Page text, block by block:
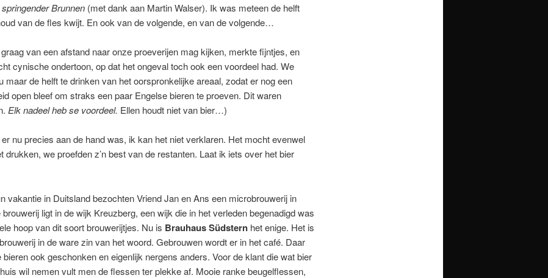
Brunnen (met dank aan Martin Walser). Ik was meteen de helft
van de fles kwijt. En ook van de volgende, en van de volgende…
van een afstand naar onze proeverijen mag kijken, merkte fijntjes, en
cynische ondertoon, op dat het ongeval toch ook een voordeel had. We
maar de helft te drinken van het oorspronkelijke areaal, zodat er nog een
open bleef om straks een paar Engelse bieren te proeven. Dit waren
Elk nadeel heb se voordeel. Ellen houdt niet van bier…)
nu precies aan de hand was, ik kan het niet verklaren. Het mocht evenwel
drukken, we proefden z’n best van de restanten. Laat ik iets over het bier
vakantie in Duitsland bezochten Vriend Jan en Ans een microbrouwerij in
brouwerij ligt in de wijk Kreuzberg, een wijk die in het verleden begenadigd was
hoop van dit soort brouwerijtjes. Nu is Brauhaus Südstern het enige. Het is
in de ware zin van het woord. Gebrouwen wordt er in het café. Daar
bieren ook geschonken en eigenlijk nergens anders. Voor de klant die wat bier
wil nemen vult men de flessen ter plekke af. Mooie ranke beugelflessen,